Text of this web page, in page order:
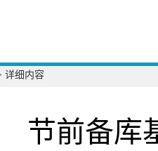
详细内容
节前备库